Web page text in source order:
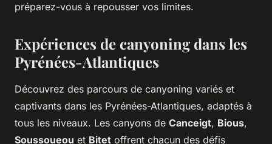
préparez-vous à repousser vos limites.
Expériences de canyoning dans les
Pyrénées-Atlantiques
Découvrez des parcours de canyoning variés et
captivants dans les Pyrénées-Atlantiques, adaptés à
tous les niveaux. Les canyons de Canceigt, Bious,
Soussoueou et Bitet offrent chacun des défis